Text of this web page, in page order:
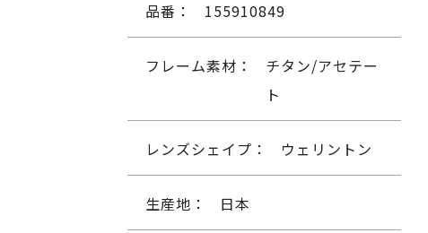
品番： 155910849
フレーム素材：
チタン/アセテー
ト
レンズシェイプ： ウェリントン
生産地： 日本